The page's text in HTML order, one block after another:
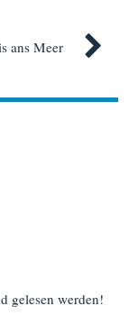
ans Meer
gelesen werden!